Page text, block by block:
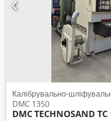
Калібрувально-
DMC 1350
DMCTECHNOSAND TC